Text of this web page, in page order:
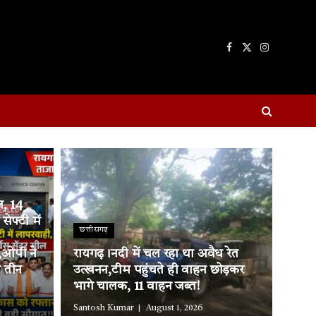
Facebook
X
Instagram
14
में
ने
तीन
छत्तीसगढ़
रायगढ़।नदी में चल रहा था अवैध रेत
उत्खनन,टीम पहुंचते ही वाहन छोड़कर
भागे चालक, 11 वाहन जब्त!
Santosh Kumar August 1, 2026